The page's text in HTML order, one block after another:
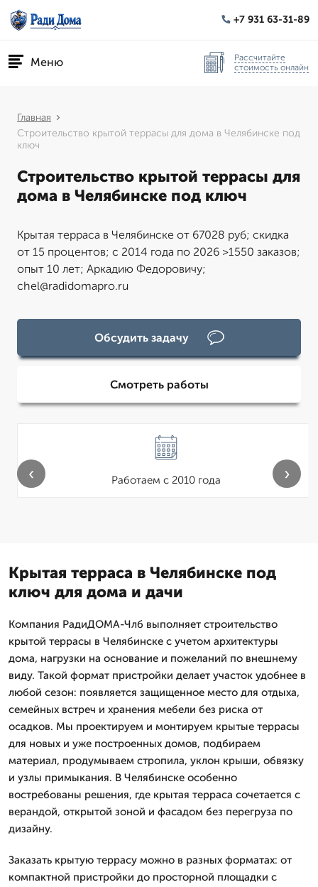
+7 931 63-31-89
Меню
Рассчитайте
стоимость онлайн
Главная
Строительство крытой террасы для дома в Челябинске под
ключ
Строительство крытой террасы для
дома в Челябинске под ключ
Крытая терраса в Челябинске от 67028 руб; скидка
от 15 процентов; с 2014 года по 2026 >1550 заказов;
опыт 10 лет; Аркадию Федоровичу;
chel@radidomapro.ru
Обсудить задачу
Смотреть работы
Работаем с 2010 года
‹ ›
Крытая терраса в Челябинске под
ключ для дома и дачи
Компания РадиДОМА-Члб выполняет строительство
крытой террасы в Челябинске с учетом архитектуры
дома, нагрузки на основание и пожеланий по внешнему
виду. Такой формат пристройки делает участок удобнее в
любой сезон: появляется защищенное место для отдыха,
семейных встреч и хранения мебели без риска от
осадков. Мы проектируем и монтируем крытые террасы
для новых и уже построенных домов, подбираем
материал, продумываем стропила, уклон крыши, обвязку
и узлы примыкания. В Челябинске особенно
востребованы решения, где крытая терраса сочетается с
верандой, открытой зоной и фасадом без перегруза по
дизайну.
Заказать крытую террасу можно в разных форматах: от
компактной пристройки до просторной площадки с